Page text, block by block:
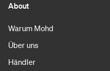
About
Warum Mohd
Über uns
Händler